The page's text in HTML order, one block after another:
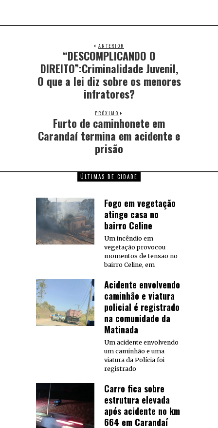
ANTERIOR
“DESCOMPLICANDO O
DIREITO”:Criminalidade Juvenil,
O que a lei diz sobre os menores
infratores?
PRÓXIMO
Furto de caminhonete em
Carandaí termina em acidente e
prisão
ÚLTIMAS DE CIDADE
Fogo em vegetação
atinge casa no
bairro Celine
Um incêndio em
vegetação provocou
momentos de tensão no
bairro Celine, em
Acidente envolvendo
caminhão e viatura
policial é registrado
na comunidade da
Matinada
Um acidente envolvendo
um caminhão e uma
viatura da Polícia foi
registrado
Carro fica sobre
estrutura elevada
após acidente no km
664 em Carandaí